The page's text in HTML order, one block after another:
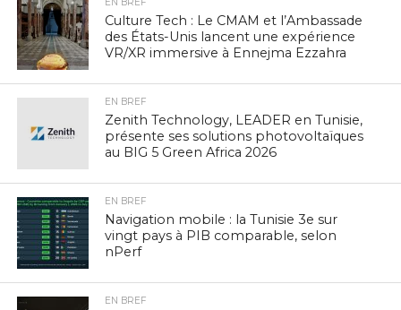
EN BREF
Culture Tech : Le CMAM et l’Ambassade
des États-Unis lancent une expérience
VR/XR immersive à Ennejma Ezzahra
EN BREF
Zenith Technology, LEADER en Tunisie,
présente ses solutions photovoltaïques
au BIG 5 Green Africa 2026
EN BREF
Navigation mobile : la Tunisie 3e sur
vingt pays à PIB comparable, selon
nPerf
EN BREF